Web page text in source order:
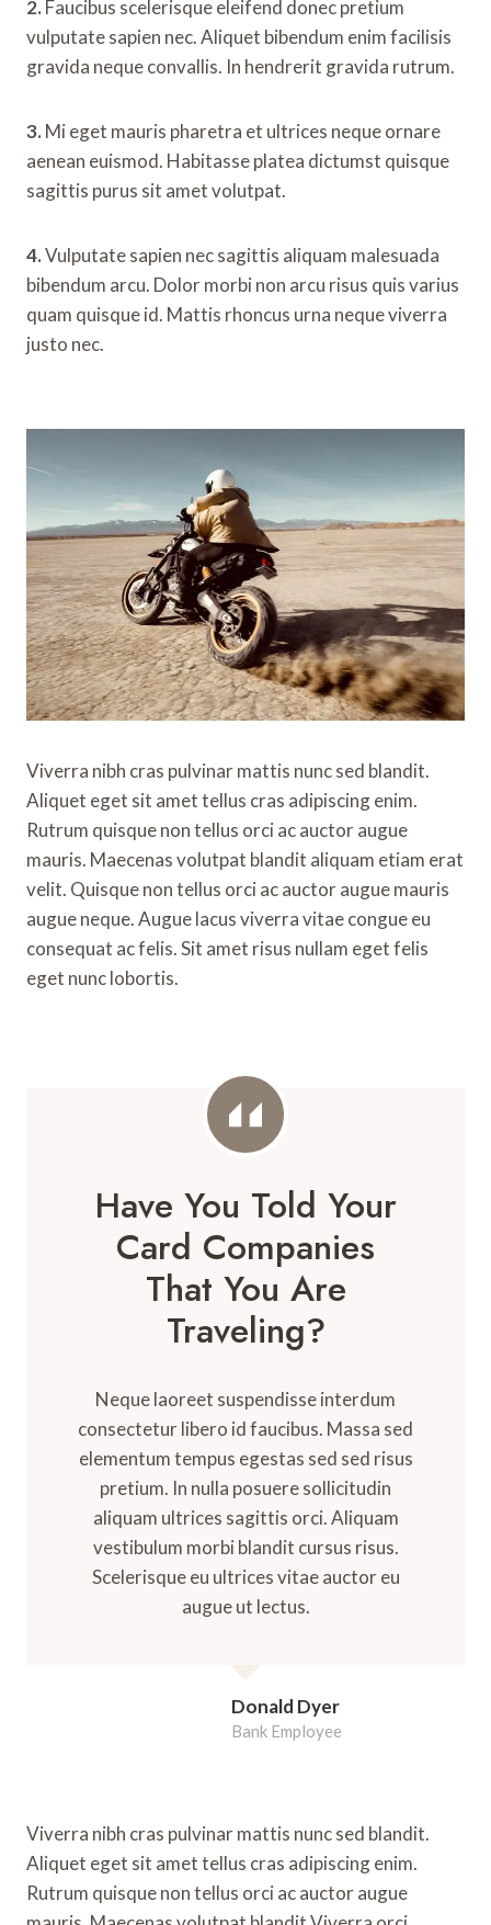
2. Faucibus scelerisque eleifend donec pretium
vulputate sapien nec. Aliquet bibendum enim facilisis
gravida neque convallis. In hendrerit gravida rutrum.
3. Mi eget mauris pharetra et ultrices neque ornare
aenean euismod. Habitasse platea dictumst quisque
sagittis purus sit amet volutpat.
4.Vulputate sapien nec sagittis aliquam malesuada
bibendum arcu. Dolor morbi non arcu risus quis varius
quam quisque id. Mattis rhoncus urna neque viverra
justo nec.
Viverra nibh cras pulvinar mattis nunc sed blandit.
Aliquet eget sit amet tellus cras adipiscing enim.
Rutrum quisque non tellus orci ac auctor augue
mauris. Maecenas volutpat blandit aliquam etiam erat
velit. Quisque non tellus orci ac auctor augue mauris
augue neque. Augue lacus viverra vitae congue eu
consequat ac felis. Sit amet risus nullam eget felis
eget nunc lobortis.
Have You Told Your
Card Companies
That You Are
Traveling?
Neque laoreet suspendisse interdum
consectetur libero id faucibus. Massa sed
elementum tempus egestas sed sed risus
pretium. In nulla posuere sollicitudin
aliquam ultrices sagittis orci. Aliquam
vestibulum morbi blandit cursus risus.
Scelerisque eu ultrices vitae auctor eu
augue ut lectus.
Donald Dyer
Bank Employee
Viverra nibh cras pulvinar mattis nunc sed blandit.
Aliquet eget sit amet tellus cras adipiscing enim.
Rutrum quisque non tellus orci ac auctor augue